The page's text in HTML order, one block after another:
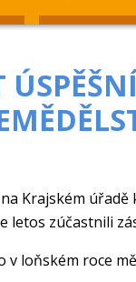
Krajském
letos zúčastnili
v loňském roce